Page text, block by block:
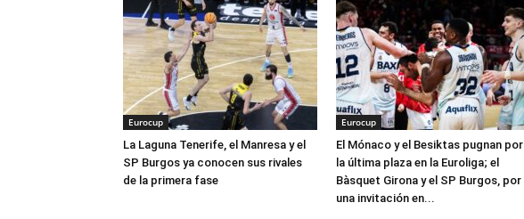
Eurocup
La Laguna Tenerife, el Manresa y el
SP Burgos ya conocen sus rivales
de la primera fase
Eurocup
El Mónaco y el Besiktas pugnan por
la última plaza en la Euroliga; el
Bàsquet Girona y el SP Burgos, por
una invitación en...